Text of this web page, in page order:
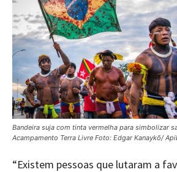
Bandeira suja com tinta vermelha para simbolizar
Acampamento Terra Livre Foto: Edgar Kanaykõ/
“Existem pessoas que lutaram a